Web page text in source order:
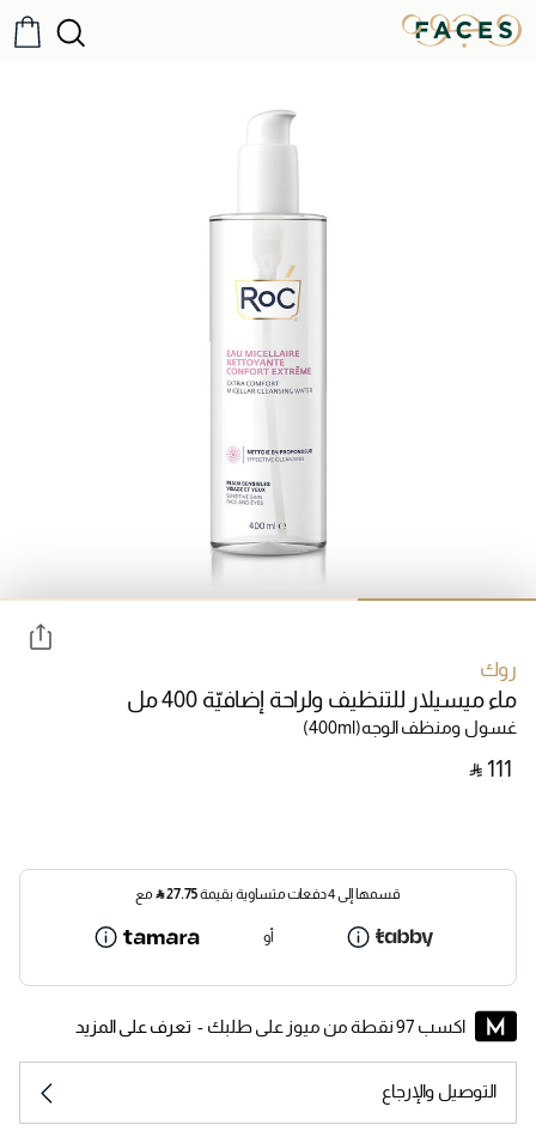
روك
ماء ميسيلار للتنظيف ولراحة إضافيّة 400 مل
غسول ومنظف الوجه(400ml)
‎ ⃁ ⁦111⁩ ‎
قسمها إلى 4 دفعات متساوية بقيمة 27.75
⃁ مع
أو
اكسب 97 نقطة من ميوز على طلبك - تعرف على المزيد
التوصيل والإرجاع